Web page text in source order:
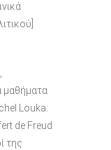
μαθήματα
Louka:
de Freud
της